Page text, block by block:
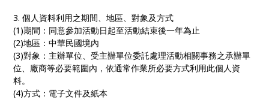
3. 個人資料利用之期間、地區、對象及方式
(1)期間：同意參加活動日起至活動結束後一年為止
(2)地區：中華民國境內
(3)對象：主辦單位、受主辦單位委託處理活動相關事務之承辦單
位、廠商等必要範圍內，依通常作業所必要方式利用此個人資
料。
(4)方式：電子文件及紙本